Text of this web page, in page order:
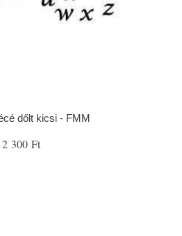
dőlt kicsi - FMM
2 300 Ft